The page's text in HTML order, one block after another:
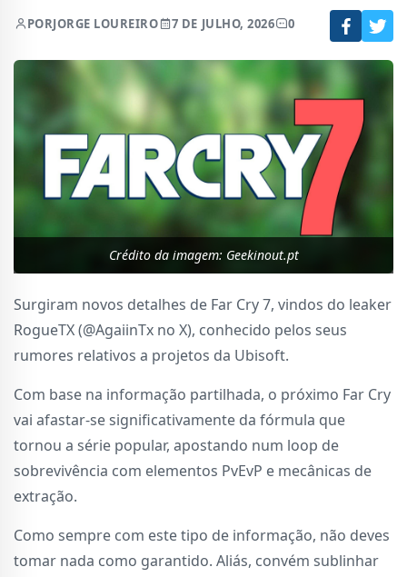
PORJORGE LOUREIRO 7 DE JULHO, 2026 0
Crédito da imagem: Geekinout.pt
Surgiram novos detalhes de Far Cry 7, vindos do leaker
RogueTX (@AgaiinTx no X), conhecido pelos seus
rumores relativos a projetos da Ubisoft.
Com base na informação partilhada, o próximo Far Cry
vai afastar-se significativamente da fórmula que
tornou a série popular, apostando num loop de
sobrevivência com elementos PvEvP e mecânicas de
extração.
Como sempre com este tipo de informação, não deves
tomar nada como garantido. Aliás, convém sublinhar